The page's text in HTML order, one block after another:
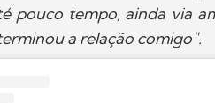
pouco tempo, ainda via
a relação comigo".